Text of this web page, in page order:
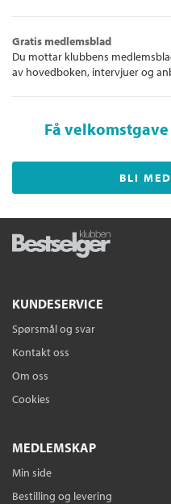
Gratis medlemsblad
Du mottar klubbens
av hovedboken, intervjuer og
Få velkomstgave
BLI
KUNDESERVICE
Spørsmål og svar
Kontakt oss
Om oss
Cookies
MEDLEMSKAP
Min side
Bestilling og levering